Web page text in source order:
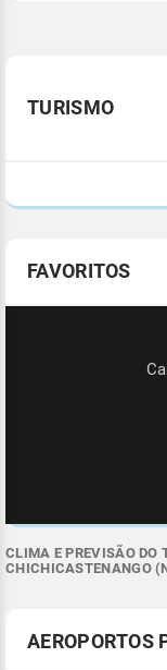
TURISMO
FAVORITOS
CLIMA E PREVISÃO DO
CHICHICASTENANGO
AEROPORTOS